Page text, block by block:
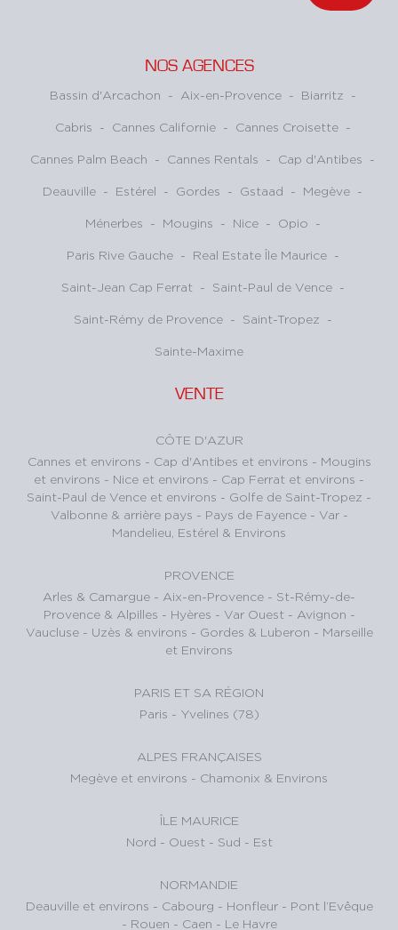
VENTE
CÔTE D'AZUR
Cannes et environs - Cap d'Antibes et environs - Mougins
et environs - Nice et environs - Cap Ferrat et environs -
Saint-Paul de Vence et environs - Golfe de Saint-Tropez -
Valbonne & arrière pays - Pays de Fayence - Var -
Mandelieu, Estérel & Environs
PROVENCE
Arles & Camargue - Aix-en-Provence - St-Rémy-de-
Provence & Alpilles - Hyères - Var Ouest - Avignon -
Vaucluse - Uzès & environs - Gordes & Luberon - Marseille
et Environs
PARIS ET SA RÉGION
Paris - Yvelines (78)
ALPES FRANÇAISES
Megève et environs - Chamonix & Environs
ÎLE MAURICE
Nord - Ouest - Sud - Est
NORMANDIE
Deauville et environs - Cabourg - Honfleur - Pont l’Evêque
- Rouen - Caen - Le Havre
NOS AGENCES
Bassin d'Arcachon - Aix-en-Provence - Biarritz -
Cabris - Cannes Californie - Cannes Croisette -
Cannes Palm Beach - Cannes Rentals - Cap d'Antibes -
Deauville - Estérel - Gordes - Gstaad - Megève -
Ménerbes - Mougins - Nice - Opio -
Paris Rive Gauche - Real Estate Île Maurice -
Saint-Jean Cap Ferrat - Saint-Paul de Vence -
Saint-Rémy de Provence - Saint-Tropez -
Sainte-Maxime